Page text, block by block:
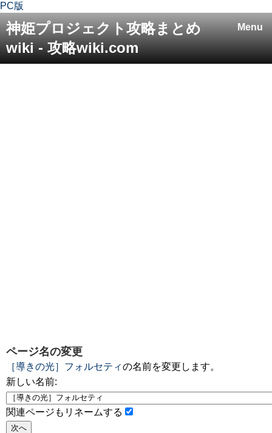
PC版
Menu
神姫プロジェクト攻略まとめ
wiki - 攻略wiki.com
ページ名の変更
［導きの光］フォルセティの名前を変更します。
新しい名前:
関連ページもリネームする